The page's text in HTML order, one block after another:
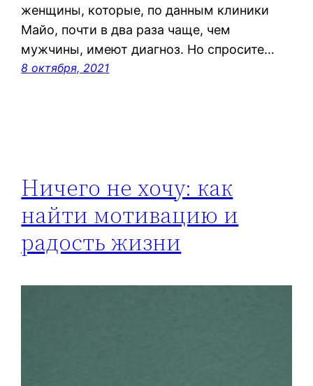
женщины, которые, по данным клиники
Майо, почти в два раза чаще, чем
мужчины, имеют диагноз. Но спросите…
8 октября, 2021
Ничего не хочу: как
найти мотивацию и
радость жизни